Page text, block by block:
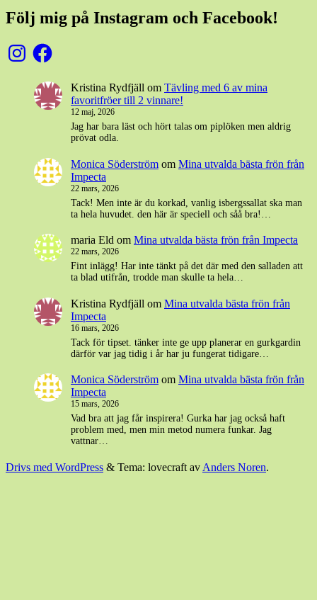
Följ mig på Instagram och Facebook!
InstagramFacebook
Kristina Rydfjäll om Tävling med 6 av mina
favoritfröer till 2 vinnare!
12 maj, 2026
Jag har bara läst och hört talas om piplöken men aldrig
prövat odla.
Monica Söderström om Mina utvalda bästa frön från
Impecta
22 mars, 2026
Tack! Men inte är du korkad, vanlig isbergssallat ska man
ta hela huvudet. den här är speciell och såå bra!…
maria Eld om Mina utvalda bästa frön från Impecta
22 mars, 2026
Fint inlägg! Har inte tänkt på det där med den salladen att
ta blad utifrån, trodde man skulle ta hela…
Kristina Rydfjäll om Mina utvalda bästa frön från
Impecta
16 mars, 2026
Tack för tipset. tänker inte ge upp planerar en gurkgardin
därför var jag tidig i år har ju fungerat tidigare…
Monica Söderström om Mina utvalda bästa frön från
Impecta
15 mars, 2026
Vad bra att jag får inspirera! Gurka har jag också haft
problem med, men min metod numera funkar. Jag
vattnar…
Drivs med WordPress & Tema: lovecraft av Anders Noren.